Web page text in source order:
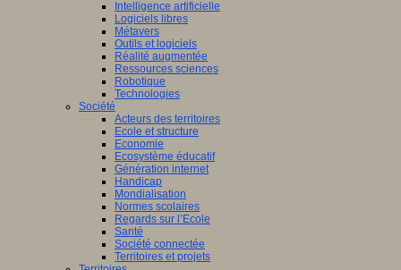
Intelligence artificielle
Logiciels libres
Métavers
Outils et logiciels
Réalité augmentée
Ressources sciences
Robotique
Technologies
Société
Acteurs des territoires
Ecole et structure
Economie
Ecosystème éducatif
Génération internet
Handicap
Mondialisation
Normes scolaires
Regards sur l’Ecole
Santé
Société connectée
Territoires et projets